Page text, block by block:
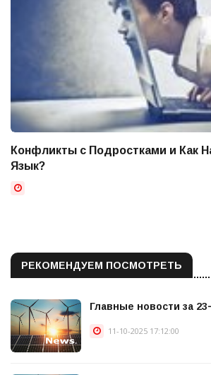
Конфликты с Подростками и Как
Язык?
РЕКОМЕНДУЕМ ПОСМОТРЕТЬ
Главные новости за
11-10-2025 17:12:00